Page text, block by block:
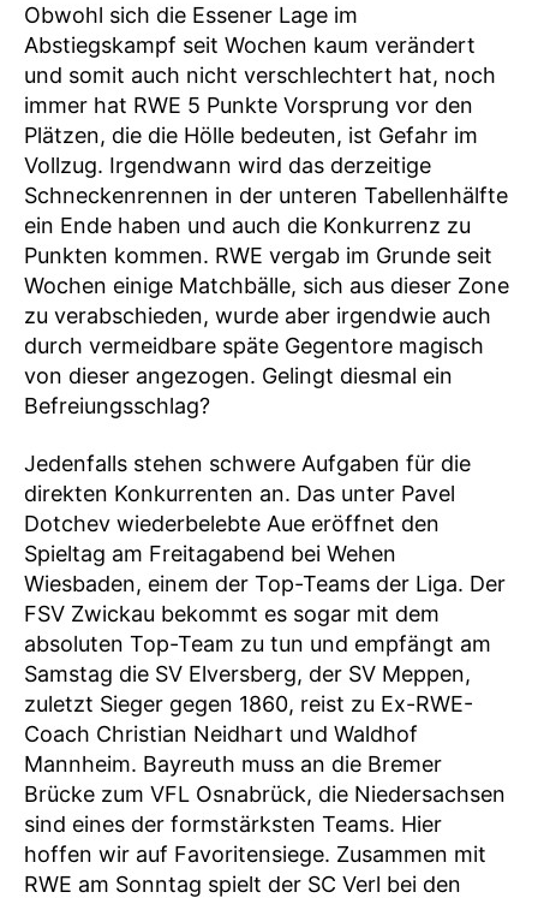
Obwohl sich die Essener Lage im
Abstiegskampf seit Wochen kaum verändert
und somit auch nicht verschlechtert hat, noch
immer hat RWE 5 Punkte Vorsprung vor den
Plätzen, die die Hölle bedeuten, ist Gefahr im
Vollzug. Irgendwann wird das derzeitige
Schneckenrennen in der unteren Tabellenhälfte
ein Ende haben und auch die Konkurrenz zu
Punkten kommen. RWE vergab im Grunde seit
Wochen einige Matchbälle, sich aus dieser Zone
zu verabschieden, wurde aber irgendwie auch
durch vermeidbare späte Gegentore magisch
von dieser angezogen. Gelingt diesmal ein
Befreiungsschlag?
Jedenfalls stehen schwere Aufgaben für die
direkten Konkurrenten an. Das unter Pavel
Dotchev wiederbelebte Aue eröffnet den
Spieltag am Freitagabend bei Wehen
Wiesbaden, einem der Top-Teams der Liga. Der
FSV Zwickau bekommt es sogar mit dem
absoluten Top-Team zu tun und empfängt am
Samstag die SV Elversberg, der SV Meppen,
zuletzt Sieger gegen 1860, reist zu Ex-RWE-
Coach Christian Neidhart und Waldhof
Mannheim. Bayreuth muss an die Bremer
Brücke zum VFL Osnabrück, die Niedersachsen
sind eines der formstärksten Teams. Hier
hoffen wir auf Favoritensiege. Zusammen mit
RWE am Sonntag spielt der SC Verl bei den